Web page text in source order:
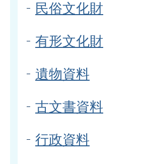
民俗文化財
有形文化財
遺物資料
古文書資料
行政資料